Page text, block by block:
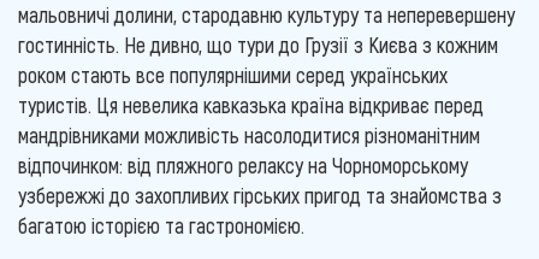
мальовничі долини, стародавню культуру та неперевершену
гостинність. Не дивно, що тури до Грузії з Києва з кожним
роком стають все популярнішими серед українських
туристів. Ця невелика кавказька країна відкриває перед
мандрівниками можливість насолодитися різноманітним
відпочинком: від пляжного релаксу на Чорноморському
узбережжі до захопливих гірських пригод та знайомства з
багатою історією та гастрономією.